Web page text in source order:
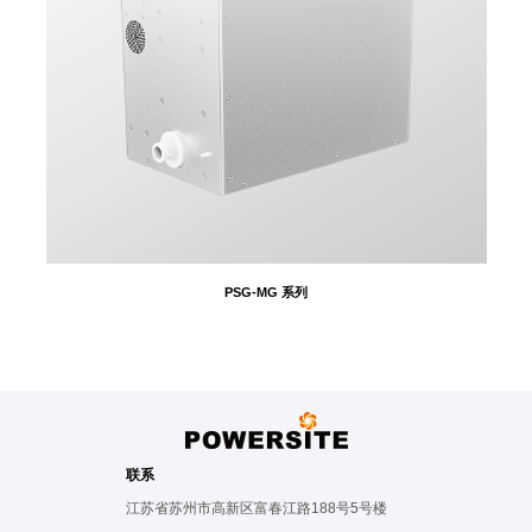
PSG-MG 系列
联系
江苏省苏州市高新区富春江路188号5号楼